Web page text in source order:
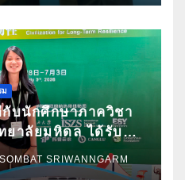
ม
บนักศึกษาภาควิชา
าลัยมหิดล ได้รับคัด
วิจัยในการประชุม
2026 พร้อมรับ
SOMBAT SRIWANNGARM